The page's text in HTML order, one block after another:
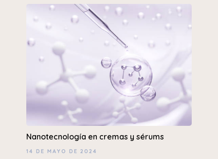
Nanotecnología en cremas y sérums
14 DE MAYO DE 2024